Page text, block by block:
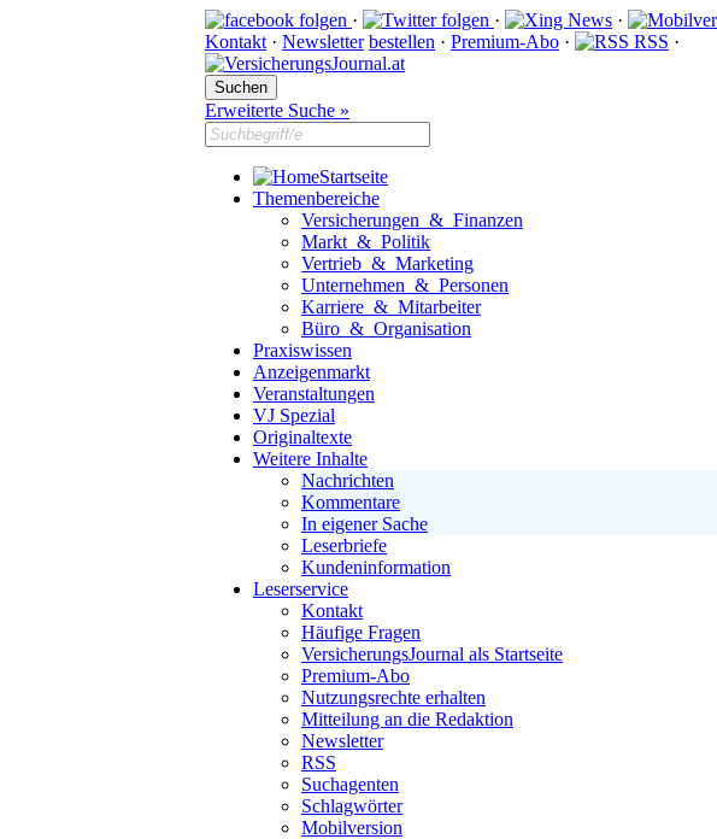
· ·
·
Kontakt · Newsletter bestellen · Premium-Abo · RSS ·
Erweiterte Suche »
Startseite
Themenbereiche
Versicherungen & Finanzen
Markt & Politik
Vertrieb & Marketing
Unternehmen & Personen
Karriere & Mitarbeiter
Büro & Organisation
Praxiswissen
Anzeigenmarkt
Veranstaltungen
VJ Spezial
Originaltexte
Weitere Inhalte
Nachrichten
Kommentare
In eigener Sache
Leserbriefe
Kundeninformation
Leserservice
Kontakt
Häufige Fragen
VersicherungsJournal als Startseite
Premium-Abo
Nutzungsrechte erhalten
Mitteilung an die Redaktion
Newsletter
RSS
Suchagenten
Schlagwörter
Mobilversion